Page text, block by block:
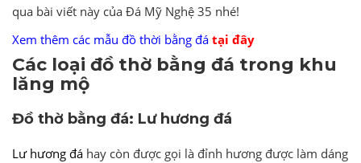
qua bài viết này của Đá Mỹ Nghệ 35 nhé!
Xem thêm các mẫu đồ thời bằng đá tại đây
Các loại đồ thờ bằng đá trong khu
lăng mộ
Đồ thờ bằng đá: Lư hương đá
Lư hương đá hay còn được gọi là đỉnh hương được làm dáng